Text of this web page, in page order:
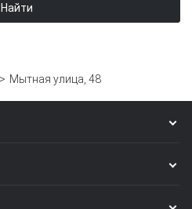
Найти
Мытная улица, 48